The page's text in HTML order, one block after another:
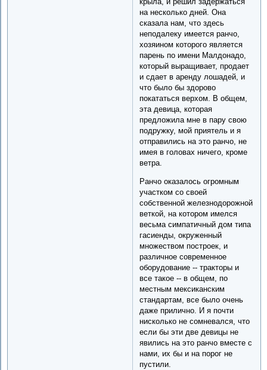
на несколько дней. Она
сказала нам, что здесь
неподалеку имеется ранчо,
хозяином которого является
парень по имени Малдонадо,
который выращивает, продает
и сдает в аренду лошадей, и
что было бы здорово
покататься верхом. В общем,
эта девица, которая
предложила мне в пару свою
подружку, мой приятель и я
отправились на это ранчо, не
имея в головах ничего, кроме
ветра.
Ранчо оказалось огромным
участком со своей
собственной железнодорожной
веткой, на котором имелся
весьма симпатичный дом типа
гасиенды, окруженный
множеством построек, и
различное современное
оборудование -- тракторы и
все такое -- в общем, по
местным мексиканским
стандартам, все было очень
даже прилично. И я почти
нисколько не сомневался, что
если бы эти две девицы не
явились на это ранчо вместе с
нами, их бы и на порог не
пустили.